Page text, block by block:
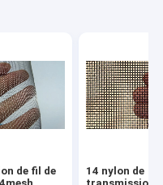
de fil de
14 nylon de